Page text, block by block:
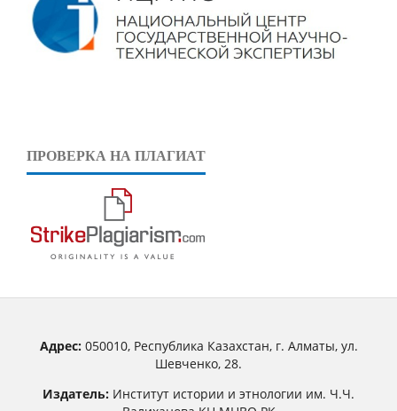
ПРОВЕРКА НА ПЛАГИАТ
Адрес:050010, Республика Казахстан, г. Алматы, ул.
Шевченко, 28.
Издатель: Институт истории и этнологии им. Ч.Ч.